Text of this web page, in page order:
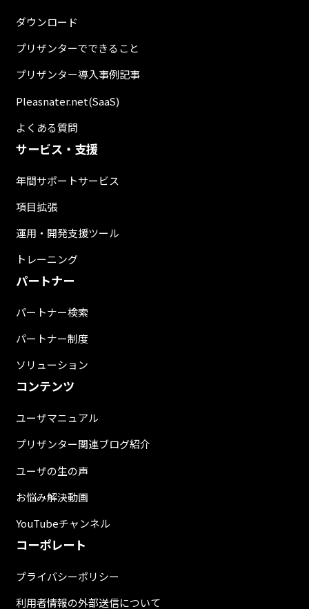
ダウンロード
プリザンターでできること
プリザンター導入事例記事
Pleasnater.net(SaaS)
よくある質問
サービス・支援
年間サポートサービス
項目拡張
運用・開発支援ツール
トレーニング
パートナー
パートナー検索
パートナー制度
ソリューション
コンテンツ
ユーザマニュアル
プリザンター関連ブログ紹介
ユーザの生の声
お悩み解決動画
YouTubeチャンネル
コーポレート
プライバシーポリシー
利用者情報の外部送信について